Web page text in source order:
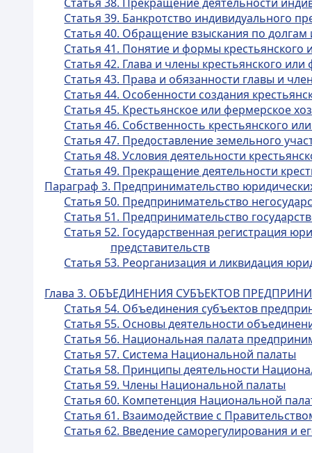
Статья 39. Банкротство индивидуального
Статья 40. Обращение взыскания по
Статья 41. Понятие и формы крестьянского
Статья 42. Глава и члены крестьянского или
Статья 43. Права и обязанности главы и
Статья 44. Особенности создания
Статья 45. Крестьянское или фермерское
Статья 46. Собственность крестьянского
Статья 47. Предоставление земельного
Статья 48. Условия деятельности
Статья 49. Прекращение деятельности
Параграф 3. Предпринимательство
Статья 50. Предпринимательство
Статья 51. Предпринимательство
Статья 52. Государственная регистрация
представительств
Статья 53. Реорганизация и ликвидация
Глава 3. ОБЪЕДИНЕНИЯ СУБЪЕКТОВ
Статья 54. Объединения субъектов
Статья 55. Основы деятельности
Статья 56. Национальная палата
Статья 57. Система Национальной палаты
Статья 58. Принципы деятельности
Статья 59. Члены Национальной палаты
Статья 60. Компетенция Национальной
Статья 61. Взаимодействие с
Статья 62. Введение саморегулирования и